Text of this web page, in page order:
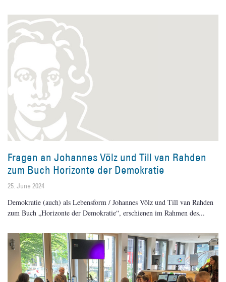
Fragen an Johannes Völz und Till van Rahden
zum Buch Horizonte der Demokratie
25. June 2024
Demokratie (auch) als Lebensform / Johannes Völz und Till van Rahden
zum Buch „Horizonte der Demokratie“, erschienen im Rahmen des